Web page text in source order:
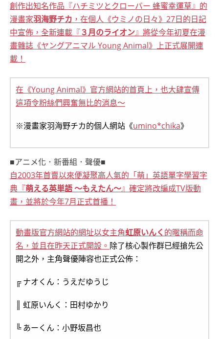
創作出知名作品『ハチミツとクローバー 蜂蜜幸運草』的
漫畫家羽海野チカ ，在個人《ウミノの日々》27日的日記
中宣佈，全新連載『３月のライオン』將從今年初夏在漫
畫雜誌《ヤングアニマル Young Animal》上正式展開連
載！
在《Young Animal》官方網站的首頁上，也大肆宣傳
這項令粉絲們興奮無比的消息～
※漫畫家羽海野チカ的個人網站《umino*chika》
■アニメ化．新番組．聲優■
自2003年首賣以來便凝聚高人氣的「萌」英語單字學習字
典『萌える英単語 ～もえたん～』確定將改編成TV版動
畫，並將於今年7月正式首播！
動畫版官方網站的網址以女主角虹原いんく的暱稱而命
名，並且在昨天正式開設。 除了核心製作群已經搶先公
開之外，主角聲優陣容也正式公佈：
╔ ナオくん：うえだゆうじ
║ 虹原いんく：田村ゆかり
╚ あーくん：小野坂昌也